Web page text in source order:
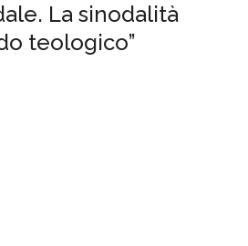
La sinodalità
teologico”